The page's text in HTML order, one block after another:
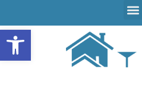
Open toolbar